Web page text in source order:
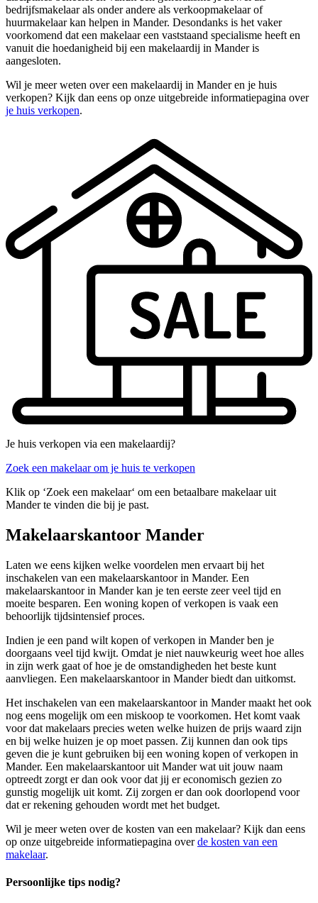
bedrijfsmakelaar als onder andere als verkoopmakelaar of
huurmakelaar kan helpen in Mander. Desondanks is het vaker
voorkomend dat een makelaar een vaststaand specialisme heeft en
vanuit die hoedanigheid bij een makelaardij in Mander is
aangesloten.
Wil je meer weten over een makelaardij in Mander en je huis
verkopen? Kijk dan eens op onze uitgebreide informatiepagina over
je huis verkopen.
Je huis verkopen via een makelaardij?
Zoek een makelaar om je huis te verkopen
Klik op ‘Zoek een makelaar‘ om een betaalbare makelaar uit
Mander te vinden die bij je past.
Makelaarskantoor Mander
Laten we eens kijken welke voordelen men ervaart bij het
inschakelen van een makelaarskantoor in Mander. Een
makelaarskantoor in Mander kan je ten eerste zeer veel tijd en
moeite besparen. Een woning kopen of verkopen is vaak een
behoorlijk tijdsintensief proces.
Indien je een pand wilt kopen of verkopen in Mander ben je
doorgaans veel tijd kwijt. Omdat je niet nauwkeurig weet hoe alles
in zijn werk gaat of hoe je de omstandigheden het beste kunt
aanvliegen. Een makelaarskantoor in Mander biedt dan uitkomst.
Het inschakelen van een makelaarskantoor in Mander maakt het ook
nog eens mogelijk om een miskoop te voorkomen. Het komt vaak
voor dat makelaars precies weten welke huizen de prijs waard zijn
en bij welke huizen je op moet passen. Zij kunnen dan ook tips
geven die je kunt gebruiken bij een woning kopen of verkopen in
Mander. Een makelaarskantoor uit Mander wat uit jouw naam
optreedt zorgt er dan ook voor dat jij er economisch gezien zo
gunstig mogelijk uit komt. Zij zorgen er dan ook doorlopend voor
dat er rekening gehouden wordt met het budget.
Wil je meer weten over de kosten van een makelaar? Kijk dan eens
op onze uitgebreide informatiepagina overde kosten van een
makelaar.
Persoonlijke tips nodig?